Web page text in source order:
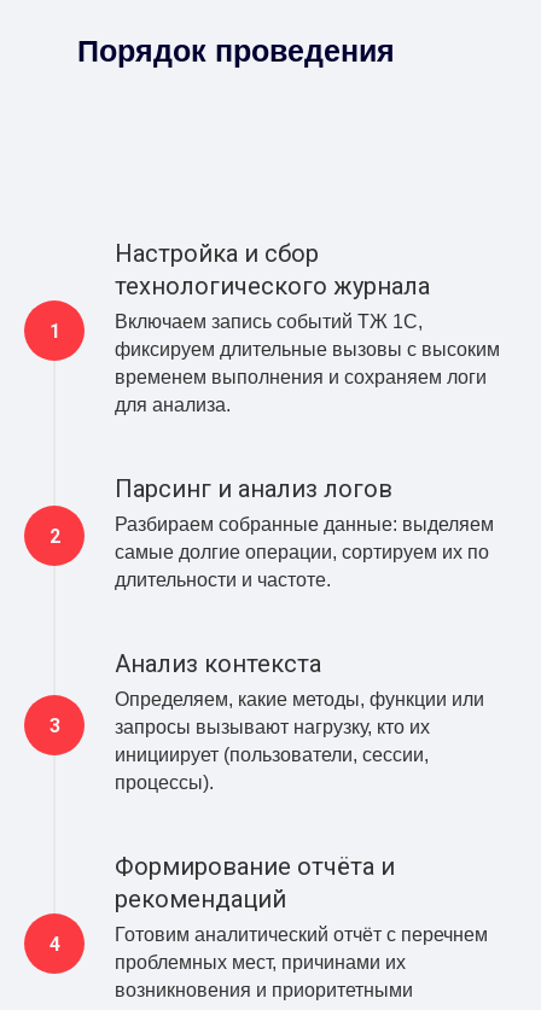
Порядок проведения
Настройка и сбор
технологического журнала
Включаем запись событий ТЖ 1С,
фиксируем длительные вызовы с высоким
временем выполнения и сохраняем логи
для анализа.
Парсинг и анализ логов
Разбираем собранные данные: выделяем
самые долгие операции, сортируем их по
длительности и частоте.
Анализ контекста
Определяем, какие методы, функции или
запросы вызывают нагрузку, кто их
инициирует (пользователи, сессии,
процессы).
Формирование отчёта и
рекомендаций
Готовим аналитический отчёт с перечнем
проблемных мест, причинами их
возникновения и приоритетными